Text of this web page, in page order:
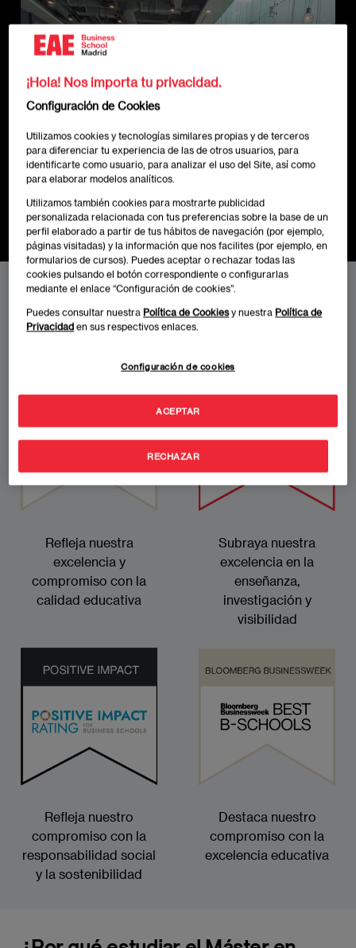
Imagen
EAE Madrid en los rankings
Refleja nuestra
excelencia y
compromiso con la
calidad educativa
Subraya nuestra
excelencia en la
enseñanza,
investigación y
visibilidad
Refleja nuestro
compromiso con la
responsabilidad social
y la sostenibilidad
Destaca nuestro
compromiso con la
excelencia educativa
¡Hola! Nos importa tu privacidad.
Configuración de Cookies
Utilizamos cookies y tecnologías similares propias y de terceros
para diferenciar tu experiencia de las de otros usuarios, para
identificarte como usuario, para analizar el uso del Site, así como
para elaborar modelos analíticos.
Utilizamos también cookies para mostrarte publicidad
personalizada relacionada con tus preferencias sobre la base de un
perfil elaborado a partir de tus hábitos de navegación (por ejemplo,
páginas visitadas) y la información que nos facilites (por ejemplo, en
formularios de cursos). Puedes aceptar o rechazar todas las
cookies pulsando el botón correspondiente o configurarlas
mediante el enlace “Configuración de cookies”.
Puedes consultar nuestra Política de Cookiesy nuestra Política de
Privacidad en sus respectivos enlaces.
Configuración de cookies
RECHAZAR
ACEPTAR